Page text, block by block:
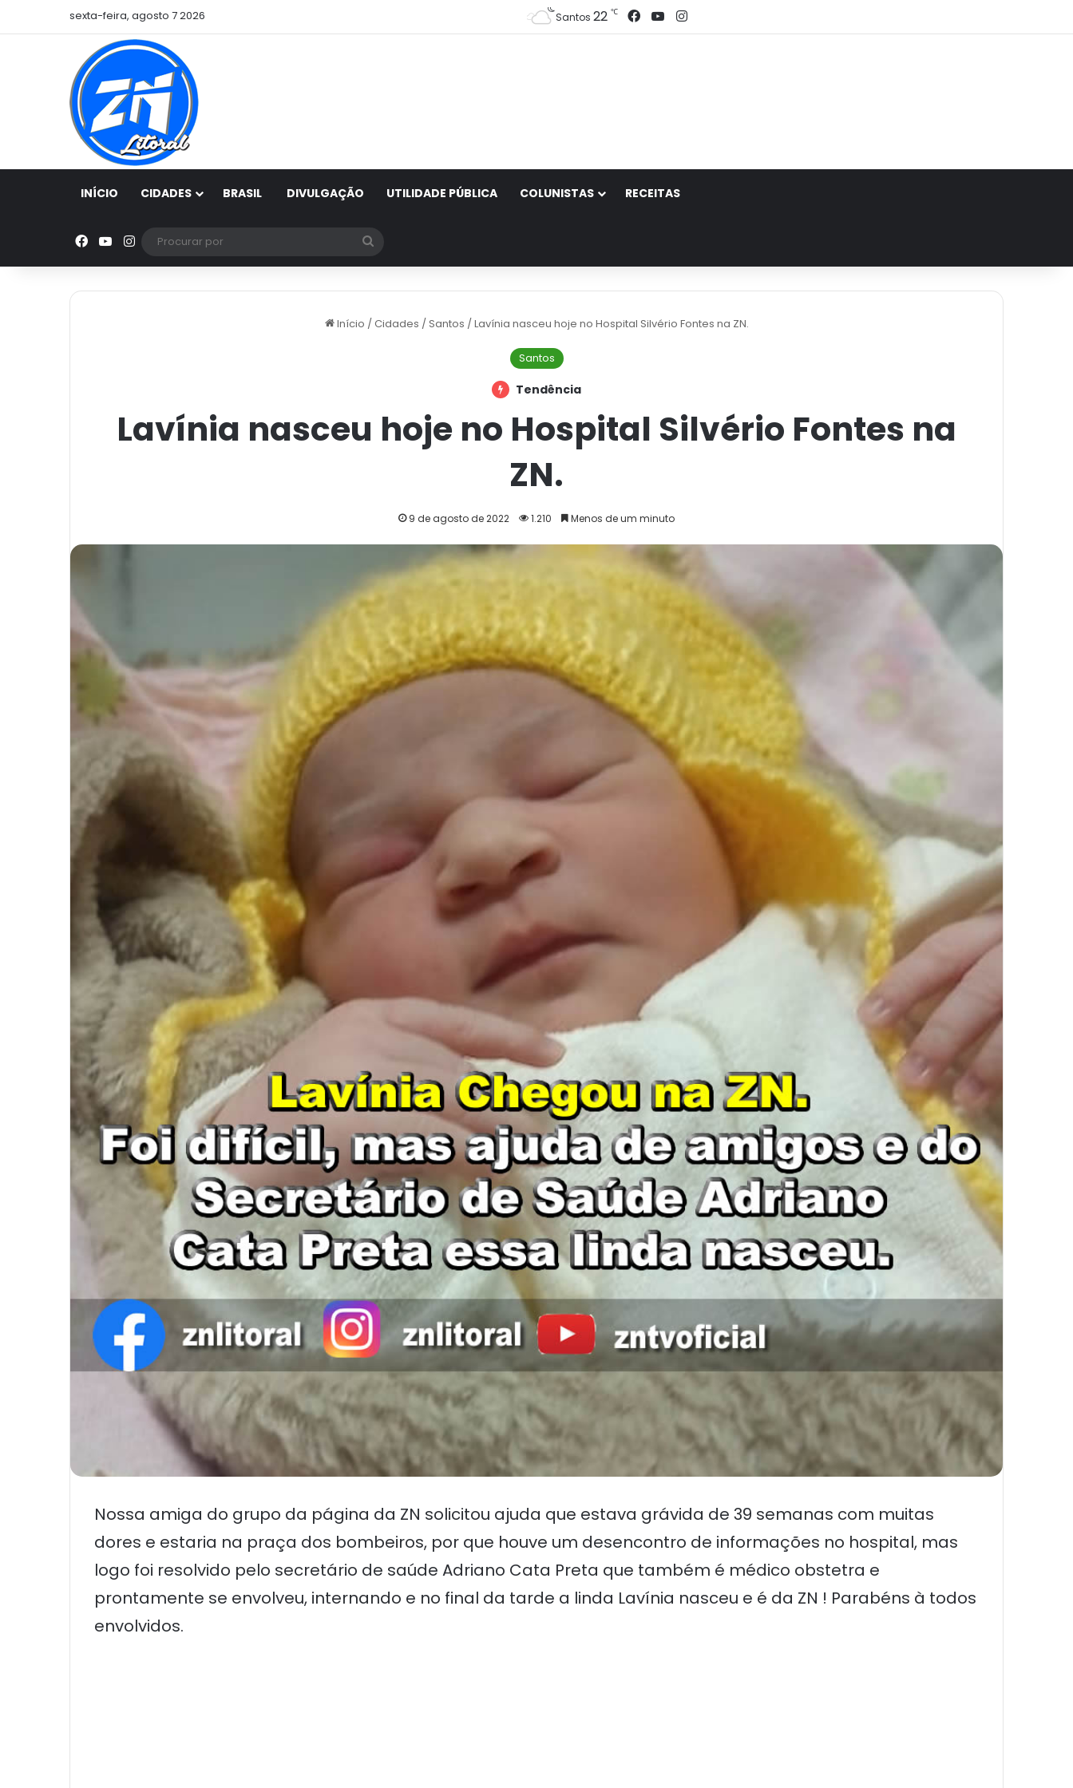
sexta-feira, agosto 7 2026 Santos 22 ℃ Facebook
YouTubeInstagram
INÍCIO CIDADES BRASIL DIVULGAÇÃO UTILIDADE PÚBLICA COLUNISTAS RECEITAS
Facebook
YouTube
Instagram
por
Início /Cidades /Santos /Lavínia nasceu hoje no Hospital Silvério Fontes na ZN.
Santos
Tendência
Lavínia nasceu hoje no Hospital Silvério Fontes na
ZN.
9 de agosto de 2022 1.210 Menos de um minuto
Nossa amiga do grupo da página da ZN solicitou ajuda que estava grávida de 39 semanas com muitas
dores e estaria na praça dos bombeiros, por que houve um desencontro de informações no hospital, mas
logo foi resolvido pelo secretário de saúde Adriano Cata Preta que também é médico obstetra e
prontamente se envolveu, internando e no final da tarde a linda Lavínia nasceu e é da ZN ! Parabéns à todos
envolvidos.